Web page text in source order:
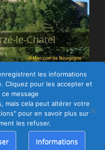
le-Chatel
- 2012-2026
Cookies
amis
par McB
les informations
Cliquez pour les accepter et
message
mais cela peut altérer votre
pour en savoir plus sur
les refuser.
Informations